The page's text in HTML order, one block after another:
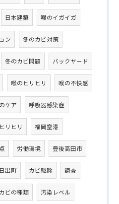
日本建築 喉のイガイガ
ン 冬のカビ対策
冬のカビ問題 バックヤード
喉のヒリヒリ 喉の不快感
ケア 呼吸器感染症
ヒリヒリ 福岡空港
労働環境 豊後高田市
日出町 カビ駆除 調査
カビの種類 汚染レベル